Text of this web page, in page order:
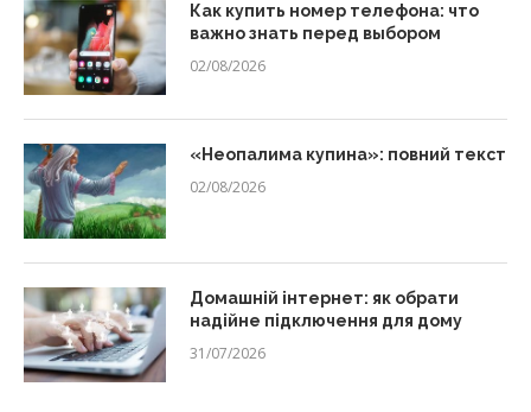
Как купить номер телефона: что
важно знать перед выбором
02/08/2026
«Неопалима купина»: повний текст
02/08/2026
Домашній інтернет: як обрати
надійне підключення для дому
31/07/2026